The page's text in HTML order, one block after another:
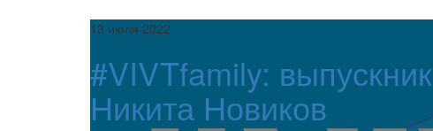
13 июля 2022
#VIVTfamily: выпускник
Никита Новиков